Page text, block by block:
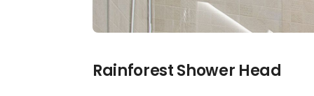
Rainforest Shower Head